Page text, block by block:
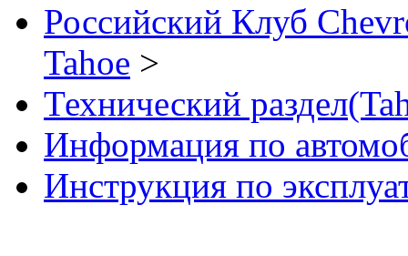
Российский Клуб
Tahoe >
Технический
Информация по
Инструкция по